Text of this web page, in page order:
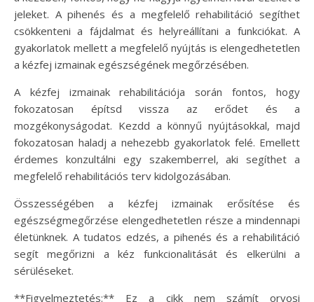
jeleket. A pihenés és a megfelelő rehabilitáció segíthet
csökkenteni a fájdalmat és helyreállítani a funkciókat. A
gyakorlatok mellett a megfelelő nyújtás is elengedhetetlen
a kézfej izmainak egészségének megőrzésében.
A kézfej izmainak rehabilitációja során fontos, hogy
fokozatosan építsd vissza az erődet és a
mozgékonyságodat. Kezdd a könnyű nyújtásokkal, majd
fokozatosan haladj a nehezebb gyakorlatok felé. Emellett
érdemes konzultálni egy szakemberrel, aki segíthet a
megfelelő rehabilitációs terv kidolgozásában.
Összességében a kézfej izmainak erősítése és
egészségmegőrzése elengedhetetlen része a mindennapi
életünknek. A tudatos edzés, a pihenés és a rehabilitáció
segít megőrizni a kéz funkcionalitását és elkerülni a
sérüléseket.
**Figyelmeztetés:** Ez a cikk nem számít orvosi